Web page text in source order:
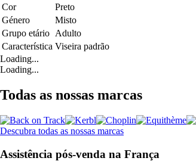
Cor
Preto
Género
Misto
Grupo etário Adulto
Característica Viseira padrão
Loading...
Loading...
Todas as nossas marcas
Descubra todas as nossas marcas
Assistência pós-venda na França